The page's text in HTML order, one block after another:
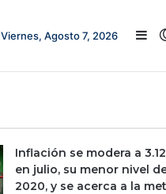
Viernes, Agosto 7, 2026
Inflación se modera a
en julio, su menor nivel
2020, y se acerca a la